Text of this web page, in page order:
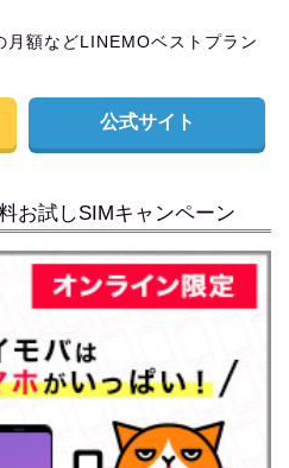
額などLINEMOベストプラン
公式サイト
お試しSIMキャンペーン